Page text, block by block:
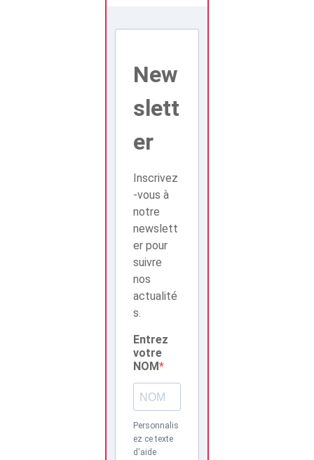
New
slett
er
Inscrivez
-vous à
notre
newslett
er pour
suivre
nos
actualité
s.
Entrez
votre
NOM
Personnalis
ez ce texte
d'aide